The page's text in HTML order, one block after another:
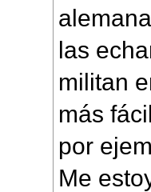
las
militan
más
por
Me